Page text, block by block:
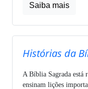
Saiba mais
Histórias da
A Bíblia Sagrada está
ensinam lições